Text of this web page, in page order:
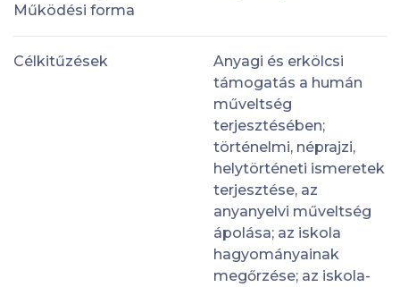
Működési forma
Célkitűzések
Anyagi és erkölcsi
támogatás a humán
műveltség
terjesztésében;
történelmi, néprajzi,
helytörténeti ismeretek
terjesztése, az
anyanyelvi műveltség
ápolása; az iskola
hagyományainak
megőrzése; az iskola-